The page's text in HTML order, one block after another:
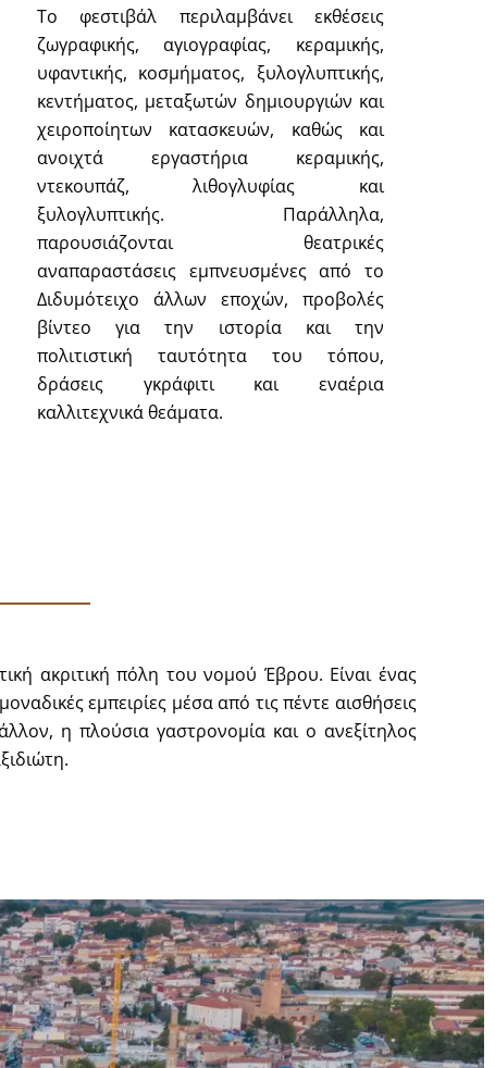
Το φεστιβάλ περιλαμβάνει εκθέσεις
ζωγραφικής, αγιογραφίας, κεραμικής,
υφαντικής, κοσμήματος, ξυλογλυπτικής,
κεντήματος, μεταξωτών δημιουργιών και
χειροποίητων κατασκευών, καθώς και
ανοιχτά εργαστήρια κεραμικής,
ντεκουπάζ, λιθογλυφίας και
ξυλογλυπτικής. Παράλληλα,
παρουσιάζονται θεατρικές
αναπαραστάσεις εμπνευσμένες από το
Διδυμότειχο άλλων εποχών, προβολές
βίντεο για την ιστορία και την
πολιτιστική ταυτότητα του τόπου,
δράσεις γκράφιτι και εναέρια
καλλιτεχνικά θεάματα.
ακριτική πόλη του νομού Έβρου. Είναι ένας
εμπειρίες μέσα από τις πέντε αισθήσεις
η πλούσια γαστρονομία και ο ανεξίτηλος